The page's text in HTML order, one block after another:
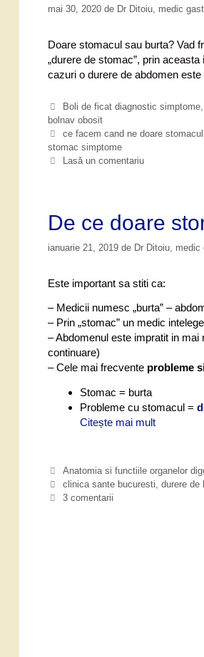
mai 30, 2020 de Dr Ditoiu, medic
Doare stomacul sau burta? Vad
„durere de stomac”, prin
cazuri o durere de abdomen
C
a
t
e
g
Boli de ficat diagnostic simptome,
bolnav obosit
E
t
i
e
ce facem cand ne doare stomacul
stomac simptome
Lasă un comentariu
De ce doare
ianuarie 21, 2019 de Dr Ditoiu, medic
Este important sa stiti ca:
– Medicii numesc „burta” –
– Prin „stomac” un medic
– Abdomenul este impratit in
continuare)
– Cele mai frecvente probleme
Stomac = burta
Probleme cu stomacul =
Citește mai mult
e
C
a
t
Anatomia si functiile organelor
E
t
clinica sante bucuresti durere de
3 comentarii